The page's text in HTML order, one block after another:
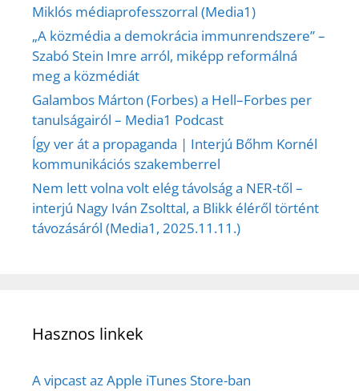
Miklós médiaprofesszorral (Media1)
„A közmédia a demokrácia immunrendszere” –
Szabó Stein Imre arról, miképp reformálná
meg a közmédiát
Galambos Márton (Forbes) a Hell–Forbes per
tanulságairól – Media1 Podcast
Így ver át a propaganda | Interjú Bőhm Kornél
kommunikációs szakemberrel
Nem lett volna volt elég távolság a NER-től –
interjú Nagy Iván Zsolttal, a Blikk éléről történt
távozásáról (Media1, 2025.11.11.)
Hasznos linkek
A vipcast az Apple iTunes Store-ban